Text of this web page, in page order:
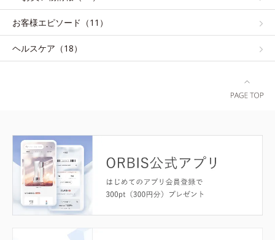
お客様エピソード（11）
ヘルスケア（18）